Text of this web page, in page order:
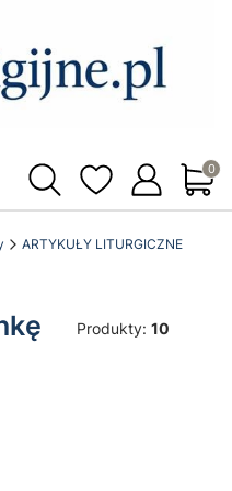
ARTYKUŁY LITURGICZNE
Produkty: 10